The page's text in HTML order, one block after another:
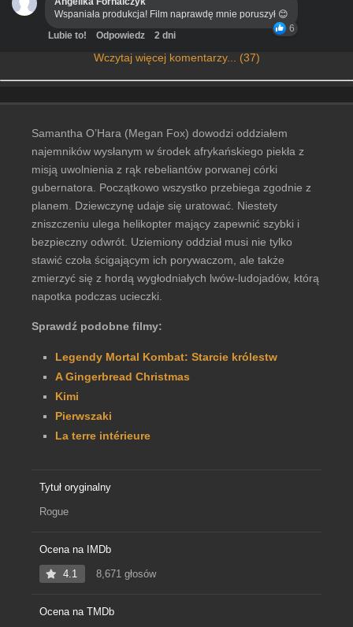
Wspaniała produkcja! Film naprawdę mnie poruszył 😊
6
Lubie to! Odpowiedz 2 dni
Wczytaj więcej komentarzy... (37)
Samantha O’Hara (Megan Fox) dowodzi oddziałem
najemników wysłanym w środek afrykańskiego piekła z
misją uwolnienia z rąk rebeliantów porwanej córki
gubernatora. Początkowo wszystko przebiega zgodnie z
planem. Dziewczynę udaje się uratować. Niestety
zniszczeniu ulega helikopter mający zapewnić szybki i
bezpieczny odwrót. Uziemiony oddział musi nie tylko
stawić czoła ścigającym ich porywaczom, ale także
zmierzyć się z hordą wygłodniałych lwów-ludojadów, którą
napotka podczas ucieczki.
Sprawdź podobne filmy:
Legendy Mortal Kombat: Starcie królestw
A Gingerbread Christmas
Kimi
Pierwszaki
La terre intérieure
Tytuł oryginalny
Rogue
Ocena na IMDb
4.1 8,671 głosów
Ocena na TMDb